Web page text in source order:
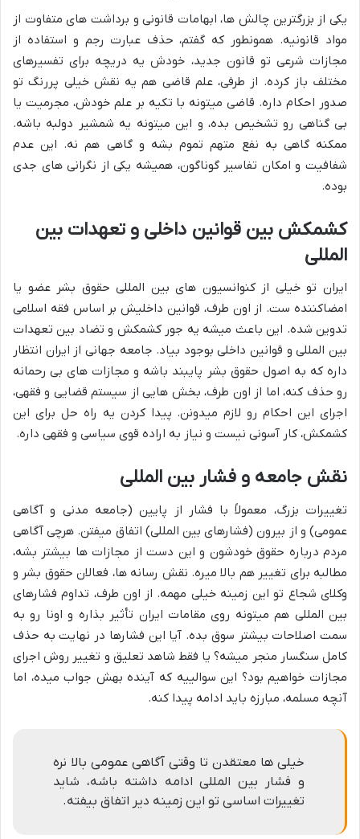
یکی از بزرگترین چالش ها، ابهامات قانونی و برداشت های متفاوت از
مواد قانونیه. همونطور که گفتم، حذف عبارت رجم و استفاده از
مجازات شرعی تو قانون جدید، خودش یه دریچه برای تفسیرهای
مختلف باز کرده. از طرفی، علم قاضی هم یه نقش خیلی پررنگ تو
صدور احکام داره. قاضی میتونه با تکیه بر علم خودش، مجرمیت یا
بی گناهی رو تشخیص بده، و این میتونه یه شمشیر دولبه باشه.
ممکنه گاهی به نفع متهم تموم بشه و گاهی هم نه. این عدم
شفافیت و امکان تفاسیر گوناگون، همیشه یکی از نگرانی های جدی
بوده.
کشمکش بین قوانین داخلی و تعهدات بین
المللی
ایران تو خیلی از کنوانسیون های بین المللی حقوق بشر عضو یا
امضاکننده ست. از اون طرف، قوانین داخلیش بر اساس فقه اسلامی
تدوین شده. این باعث میشه یه جور کشمکش و تضاد بین تعهدات
بین المللی و قوانین داخلی بوجود بیاد. جامعه جهانی از ایران انتظار
داره که به اصول حقوق بشر پایبند باشه و مجازات های بی رحمانه
رو حذف کنه، اما از اون طرف، بخش هایی از سیستم قضایی و فقهی،
اجرای این احکام رو لازم میدونن. پیدا کردن یه راه حل برای این
کشمکش، کار آسونی نیست و نیاز به اراده قوی سیاسی و فقهی داره.
نقش جامعه و فشار بین المللی
تغییرات بزرگ، معمولاً با فشار از پایین (جامعه مدنی و آگاهی
عمومی) و از بیرون (فشارهای بین المللی) اتفاق میفتن. هرچی آگاهی
مردم درباره حقوق خودشون و این دست از مجازات ها بیشتر بشه،
مطالبه برای تغییر هم بالا میره. نقش رسانه ها، فعالان حقوق بشر و
وکلای شجاع تو این زمینه خیلی مهمه. از اون طرف، تداوم فشارهای
بین المللی هم میتونه روی مقامات ایران تأثیر بذاره و اونا رو به
سمت اصلاحات بیشتر سوق بده. آیا این فشارها در نهایت به حذف
کامل سنگسار منجر میشه؟ یا فقط شاهد تعلیق و تغییر روش اجرای
مجازات خواهیم بود؟ این سوالییه که آینده بهش جواب میده، اما
آنچه مسلمه، مبارزه باید ادامه پیدا کنه.
خیلی ها معتقدن تا وقتی آگاهی عمومی بالا نره
و فشار بین المللی ادامه داشته باشه، شاید
تغییرات اساسی تو این زمینه دیر اتفاق بیفته.